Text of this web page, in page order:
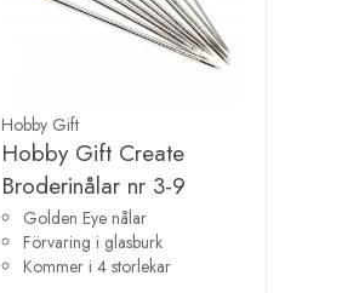
Hobby Gift
Hobby Gift Create
Broderinålar nr 3-9
Golden Eye nålar
Förvaring i glasburk
Kommer i 4 storlekar